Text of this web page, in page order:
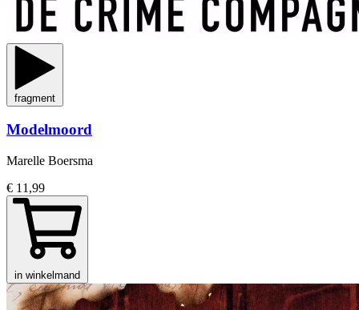
fragment
Modelmoord
Marelle Boersma
€ 11,99
in winkelmand